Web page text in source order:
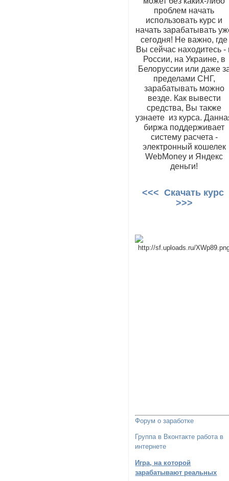
проблем начать
использовать курс и
начать зарабатывать
сегодня! Не важно, где
Вы сейчас находитесь -
России, на Украине, в
Белоруссии или даже
пределами СНГ,
зарабатывать можно
везде. Как вывести
средства, Вы также
узнаете из курса.
биржа поддерживает
систему расчета -
электронный кошелек
WebMoney и Яндекс
деньги!
<<< Скачать курс
>>>
Форум о заработке
Группа в Вконтакте работа в
интернете
Игра, на которой
зарабатывают реальных